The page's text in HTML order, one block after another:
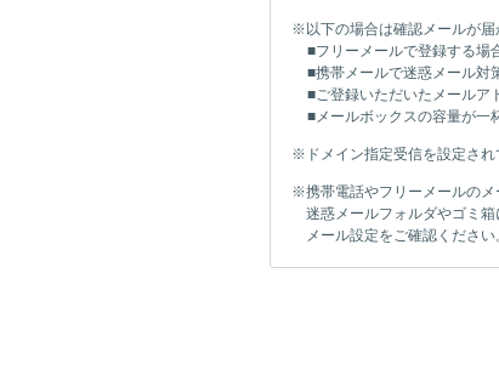
※以下の場合は確認メールが届
■フリーメールで登録する場
■携帯メールで迷惑メール対
■ご登録いただいたメールア
■メールボックスの容量が一
※ドメイン指定受信を設定され
※携帯電話やフリーメールのメ
迷惑メールフォルダやゴミ
メール設定をご確認ください